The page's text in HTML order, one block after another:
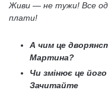
Живи — не тужи! Все
плати!
А чим це
Мартина?
Чи змінює це
Зачитайте